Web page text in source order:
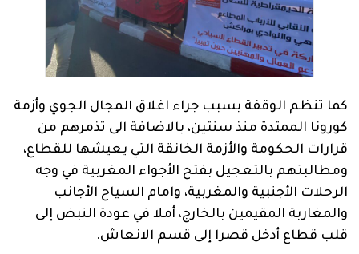
كما تنظم الوقفة بسبب جراء اغلاق المجال الجوي وأزمة
كورونا الممتدة منذ سنتين، بالاضافة الى تذمرهم من
قرارات الحكومة والأزمة الخانقة التي يعيشها للقطاع،
ومطالبتهم بالتعجيل بفتح الأجواء المغربية في وجه
الرحلات الأجنبية والمغربية، وامام السياح الأجانب
والمغاربة المقيمين بالخارج، أملا في عودة النبض إلى
قلب قطاع أدخل قصرا إلى قسم الانعاش.